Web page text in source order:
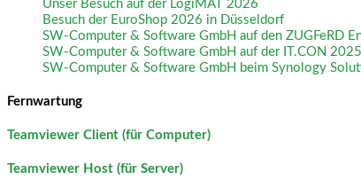
Unser Besuch auf der LogiMAT 2026
Besuch der EuroShop 2026 in Düsseldorf
SW-Computer & Software GmbH auf den ZUGFeRD
SW-Computer & Software GmbH auf der IT.CON
SW-Computer & Software GmbH beim Synology
Fernwartung
Teamviewer Client (für Computer)
Teamviewer Host (für Server)